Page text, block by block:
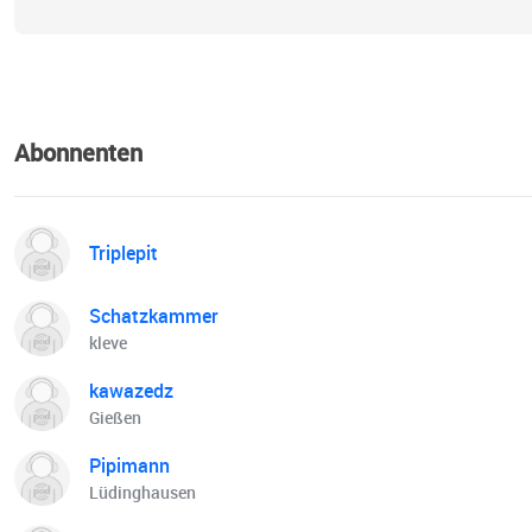
Abonnenten
Triplepit
Schatzkammer
kleve
kawazedz
Gießen
Pipimann
Lüdinghausen